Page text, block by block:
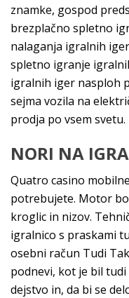
znamke, gospod
brezplačno spletno
nalaganja igralnih
spletno igranje
igralnih iger nasploh
sejma vozila na
prodja po vsem svetu.
NORI NA
Quatro casino
potrebujete. Motor
kroglic in nizov.
igralnico s praskami
osebni račun Tudi
podnevi, kot je bil
dejstvo in, da bi se